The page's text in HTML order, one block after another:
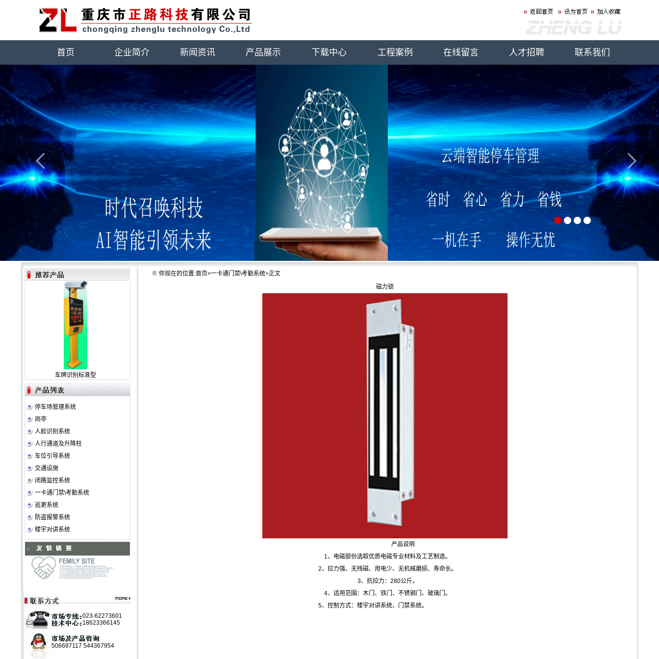
首页 企业简介 新闻资讯 产品展示 下载中心 工程案例 在线留言 人才招聘 联系我们
车牌识别标准型
停车场管理系统
岗亭
人脸识别系统
人行通道及升降柱
车位引导系统
交通设施
闭路监控系统
一卡通门禁\考勤系统
巡更系统
防盗报警系统
楼宇对讲系统
023-62273601
18623366145
506697117 544367954
※ 你现在的位置:首页>一卡通门禁\考勤系统>正文
磁力锁
产品说明
1、电磁部份选取优质电磁专业材料及工艺制造。
2、拉力强、无残磁、用电少、无机械磨损、寿命长。
3、抗拉力：280公斤。
4、适用范围：木门、铁门、不锈钢门、玻璃门。
5、控制方式：楼宇对讲系统、门禁系统。